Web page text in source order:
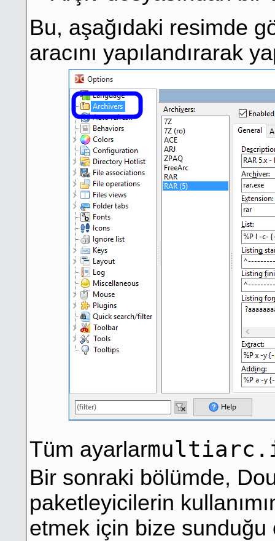
Bu, aşağıdaki resimde
aracını yapılandırarak
Tüm ayarlar
Bir sonraki bölümde,
paketleyicilerin
etmek için bize sunduğu